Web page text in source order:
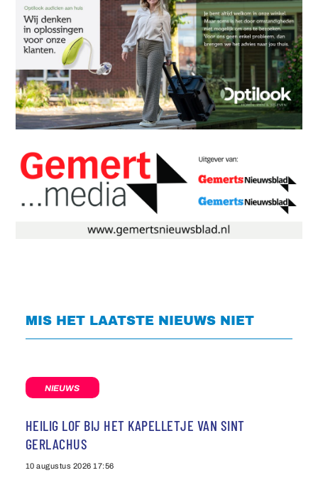
MIS HET LAATSTE NIEUWS NIET
NIEUWS
HEILIG LOF BIJ HET KAPELLETJE VAN SINT
GERLACHUS
10 augustus 202617:56